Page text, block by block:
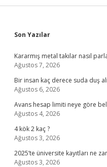
Sidebar
Son Yazılar
Kararmış metal takılar nasıl
Ağustos 7, 2026
Bir insan kaç derece suda duş
Ağustos 6, 2026
Avans hesap limiti neye göre
Ağustos 4, 2026
4 kök 2 kaç ?
Ağustos 3, 2026
2025’te üniversite kayıtları ne
Ağustos 3, 2026